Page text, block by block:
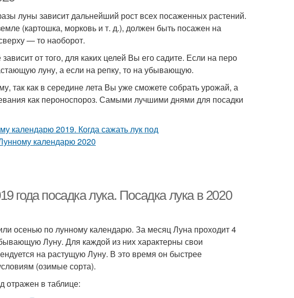
луны зависит дальнейший рост всех посаженных растений.
(картошка, морковь и т. д.), должен быть посажен на
— то наоборот.
от того, для каких целей Вы его садите. Если на перо
луну, а если на репку, то на убывающую.
так как в середине лета Вы уже сможете собрать урожай, а
как пероноспороз. Самыми лучшими днями для посадки
года посадка лука. Посадка лука в 2020
осенью по лунному календарю. За месяц Луна проходит 4
Луну. Для каждой из них характерны свои
на растущую Луну. В это время он быстрее
(озимые сорта).
отражен в таблице: